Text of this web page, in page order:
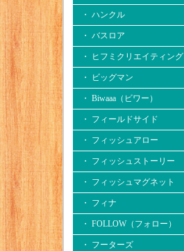
・ ハンクル
・ バスロア
・ ヒフミクリエイティング
・ ビッグマン
・ Biwaaa（ビワー）
・ フィールドサイド
・ フィッシュアロー
・ フィッシュストーリー
・ フィッシュマグネット
・ フィナ
・ FOLLOW（フォロー）
・ フーターズ